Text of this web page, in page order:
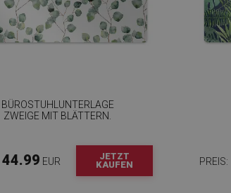
BÜROSTUHLUNTERLAGE
ZWEIGE MIT BLÄTTERN.
44.99 EUR
JETZT
KAUFEN
PREIS: